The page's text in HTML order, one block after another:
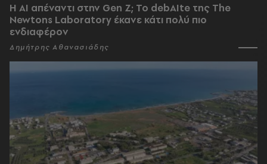
Η AI απέναντι στην Gen Z; Το debAIte της The
Newtons Laboratory έκανε κάτι πολύ πιο
ενδιαφέρον
Δημήτρης Αθανασιάδης